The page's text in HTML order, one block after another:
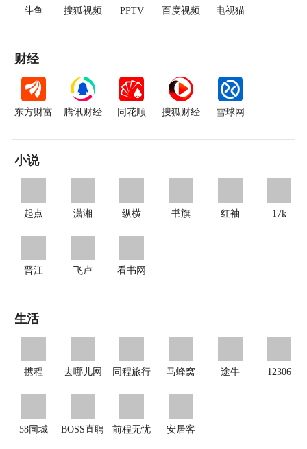
斗鱼 搜狐视频 PPTV 百度视频 电视猫
财经
东方财富 腾讯财经 同花顺 搜狐财经 雪球网
小说
起点 潇湘 纵横 书旗 红袖 17k
晋江 飞卢 看书网
生活
携程 去哪儿网 同程旅行 马蜂窝 途牛 12306
58同城 BOSS直聘 前程无忧 安居客